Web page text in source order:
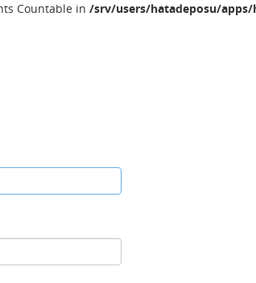
Countable in /srv/users/hatadeposu/